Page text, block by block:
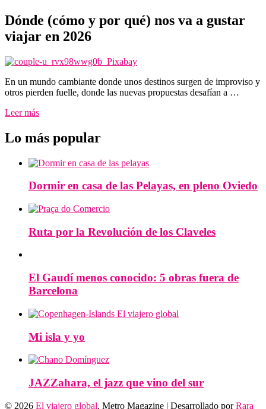
Dónde (cómo y por qué) nos va a gustar
viajar en 2026
En un mundo cambiante donde unos destinos surgen de improviso y
otros pierden fuelle, donde las nuevas propuestas desafían a …
Leer más
Lo más popular
Dormir en casa de las Pelayas, en pleno Oviedo
Ruta por la Revolución de los Claveles
El Gaudí menos conocido: 5 obras fuera de
Barcelona
Mi isla y yo
JAZZahara, el jazz que vino del sur
© 2026 El viajero global. Metro Magazine | Desarrollado porRara